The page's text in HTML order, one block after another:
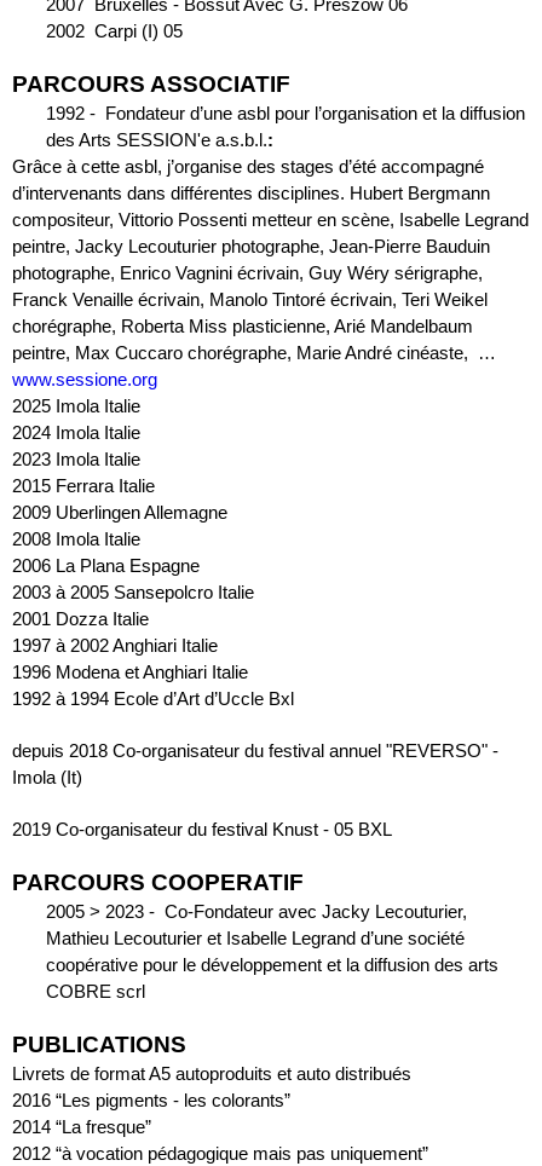
2007  Bruxelles - Bossut Avec G. Preszow 06
2002  Carpi (I) 05
PARCOURS ASSOCIATIF
1992 -  Fondateur d’une asbl pour l’organisation et la diffusion
des Arts SESSION'e a.s.b.l.:
Grâce à cette asbl, j’organise des stages d’été accompagné
d’intervenants dans différentes disciplines. Hubert Bergmann
compositeur, Vittorio Possenti metteur en scène, Isabelle Legrand
peintre, Jacky Lecouturier photographe, Jean-Pierre Bauduin
photographe, Enrico Vagnini écrivain, Guy Wéry sérigraphe,
Franck Venaille écrivain, Manolo Tintoré écrivain, Teri Weikel
chorégraphe, Roberta Miss plasticienne, Arié Mandelbaum
www.sessione.org
2025 Imola Italie
2024 Imola Italie
2023 Imola Italie
2015 Ferrara Italie
2009 Uberlingen Allemagne
2008 Imola Italie
2006 La Plana Espagne
2003 à 2005 Sansepolcro Italie
2001 Dozza Italie
1997 à 2002 Anghiari Italie
1996 Modena et Anghiari Italie
1992 à 1994 Ecole d’Art d’Uccle Bxl
depuis 2018 Co-organisateur du festival annuel "REVERSO" -
Imola (It)
2019 Co-organisateur du festival Knust - 05 BXL
PARCOURS COOPERATIF
2005 > 2023 -  Co-Fondateur avec Jacky Lecouturier,
Mathieu Lecouturier et Isabelle Legrand d’une société
coopérative pour le développement et la diffusion des arts
COBRE scrl
PUBLICATIONS
Livrets de format A5 autoproduits et auto distribués
2016 “Les pigments - les colorants”
2014 “La fresque”
2012 “à vocation pédagogique mais pas uniquement”